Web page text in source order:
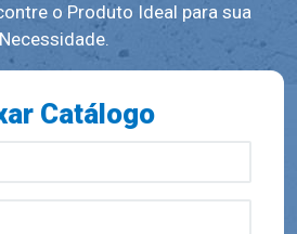
o Produto Ideal para sua
Necessidade.
Catálogo